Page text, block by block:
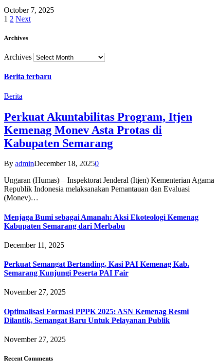
October 7, 2025
1 2 Next
Archives
Archives
Berita terbaru
Berita
Perkuat Akuntabilitas Program, Itjen
Kemenag Monev Asta Protas di
Kabupaten Semarang
By adminDecember 18, 20250
Ungaran (Humas) – Inspektorat Jenderal (Itjen) Kementerian Agama
Republik Indonesia melaksanakan Pemantauan dan Evaluasi
(Monev)…
Menjaga Bumi sebagai Amanah: Aksi Ekoteologi Kemenag
Kabupaten Semarang dari Merbabu
December 11, 2025
Perkuat Semangat Bertanding, Kasi PAI Kemenag Kab.
Semarang Kunjungi Peserta PAI Fair
November 27, 2025
Optimalisasi Formasi PPPK 2025: ASN Kemenag Resmi
Dilantik, Semangat Baru Untuk Pelayanan Publik
November 27, 2025
Recent Comments